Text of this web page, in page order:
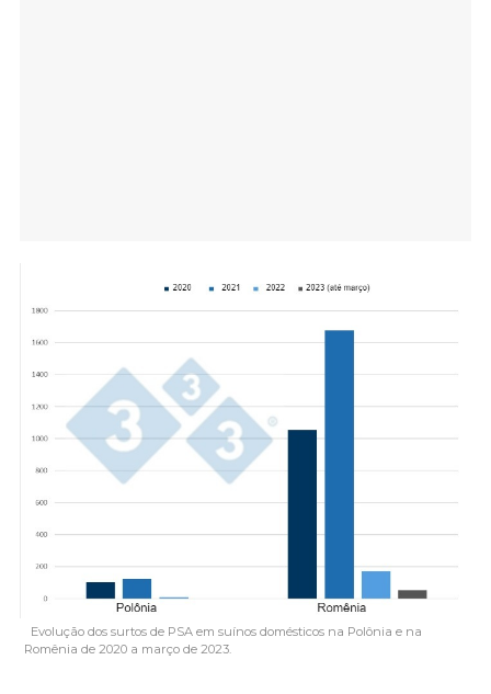
Evolução dos surtos de PSA em suínos domésticos na Polônia e na
Romênia de 2020 a março de 2023.